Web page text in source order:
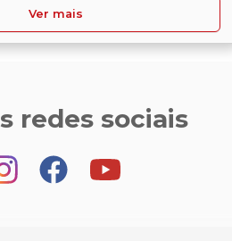
Ver mais
redes sociais